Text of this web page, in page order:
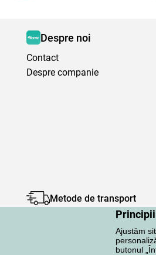
Ajustăm
butonul
Despre noi
Contact
Despre companie
Metode de transport